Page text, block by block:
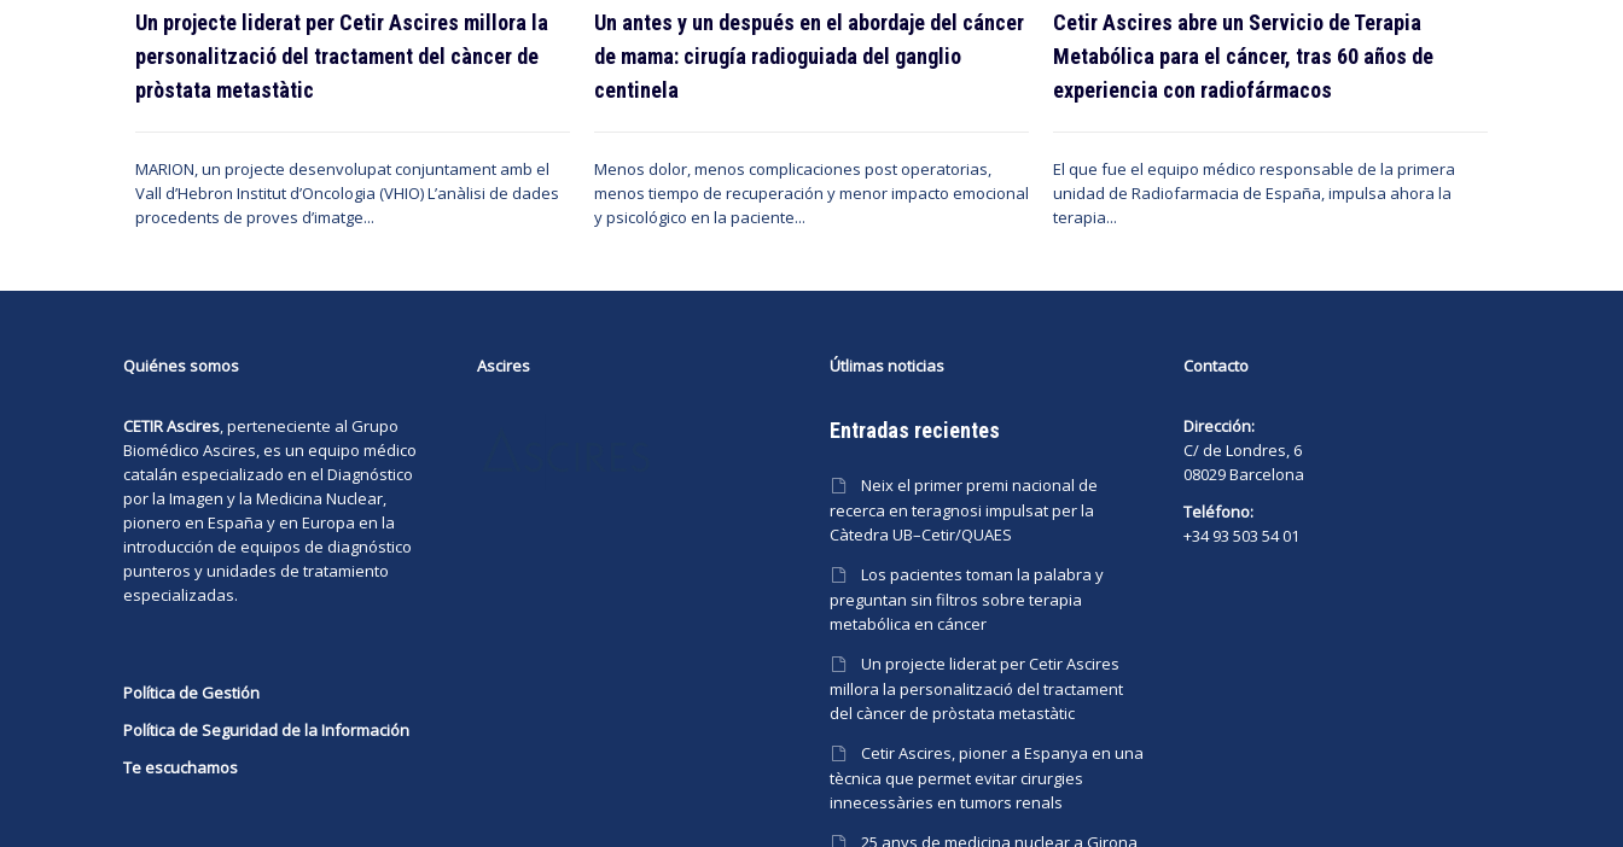
Un projecte liderat per Cetir Ascires millora la
personalització del tractament del càncer de
pròstata metastàtic
MARION, un projecte desenvolupat conjuntament amb el
Vall d’Hebron Institut d’Oncologia (VHIO) L’anàlisi de dades
procedents de proves d’imatge...
Un antes y un después en el abordaje del cáncer
de mama: cirugía radioguiada del ganglio
centinela
Menos dolor, menos complicaciones post operatorias,
menos tiempo de recuperación y menor impacto emocional
y psicológico en la paciente...
Cetir Ascires abre un Servicio de Terapia
Metabólica para el cáncer, tras 60 años de
experiencia con radiofármacos
El que fue el equipo médico responsable de la primera
unidad de Radiofarmacia de España, impulsa ahora la
terapia...
Quiénes somos
CETIR Ascires, perteneciente al Grupo
Biomédico Ascires, es un equipo médico
catalán especializado en el Diagnóstico
por la Imagen y la Medicina Nuclear,
pionero en España y en Europa en la
introducción de equipos de diagnóstico
punteros y unidades de tratamiento
especializadas.
Política de Gestión
Política de Seguridad de la Información
Te escuchamos
Ascires Útlimas noticias
Entradas recientes
Neix el primer premi nacional de
recerca en teragnosi impulsat per la
Càtedra UB–Cetir/QUAES
Los pacientes toman la palabra y
preguntan sin filtros sobre terapia
metabólica en cáncer
Un projecte liderat per Cetir Ascires
millora la personalització del tractament
del càncer de pròstata metastàtic
Cetir Ascires, pioner a Espanya en una
tècnica que permet evitar cirurgies
innecessàries en tumors renals
25 anys de medicina nuclear a Girona
Contacto
Dirección:
C/ de Londres, 6
08029 Barcelona
Teléfono:
+34 93 503 54 01